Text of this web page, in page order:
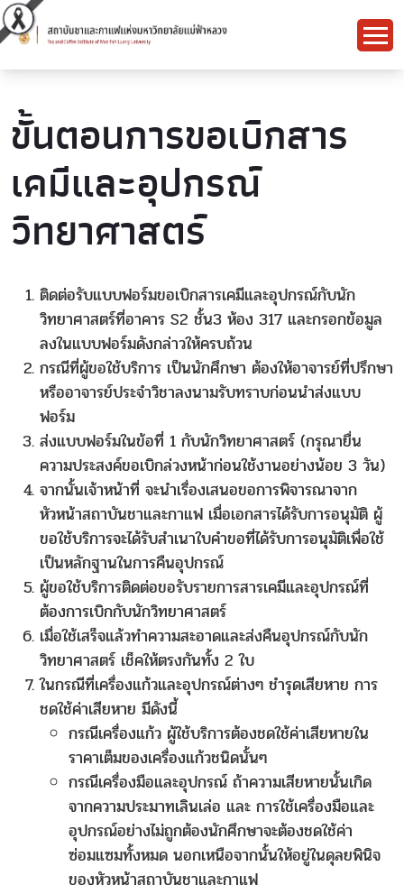
ขั้นตอนการขอเบิกสาร
เคมีและอุปกรณ์
วิทยาศาสตร์
ติดต่อรับแบบฟอร์มขอเบิกสารเคมีและอุปกรณ์กับนัก
วิทยาศาสตร์ที่อาคาร S2 ชั้น3 ห้อง 317 และกรอกข้อมูล
ลงในแบบฟอร์มดังกล่าวให้ครบถ้วน
กรณีที่ผู้ขอใช้บริการ เป็นนักศึกษา ต้องให้อาจารย์ที่ปรึกษา
หรืออาจารย์ประจำวิชาลงนามรับทราบก่อนนำส่งแบบ
ฟอร์ม
ส่งแบบฟอร์มในข้อที่ 1 กับนักวิทยาศาสตร์ (กรุณายื่น
ความประสงค์ขอเบิกล่วงหน้าก่อนใช้งานอย่างน้อย 3 วัน)
จากนั้นเจ้าหน้าที่ จะนำเรื่องเสนอขอการพิจารณาจาก
หัวหน้าสถาบันชาและกาแฟ เมื่อเอกสารได้รับการอนุมัติ ผู้
ขอใช้บริการจะได้รับสำเนาใบคำขอที่ได้รับการอนุมัติเพื่อใช้
เป็นหลักฐานในการคืนอุปกรณ์
ผู้ขอใช้บริการติดต่อขอรับรายการสารเคมีและอุปกรณ์ที่
ต้องการเบิกกับนักวิทยาศาสตร์
เมื่อใช้เสร็จแล้วทำความสะอาดและส่งคืนอุปกรณ์กับนัก
วิทยาศาสตร์ เช็คให้ตรงกันทั้ง 2 ใบ
ในกรณีที่เครื่องแก้วและอุปกรณ์ต่างๆ ชำรุดเสียหาย การ
ชดใช้ค่าเสียหาย มีดังนี้
กรณีเครื่องแก้ว ผู้ใช้บริการต้องชดใช้ค่าเสียหายใน
ราคาเต็มของเครื่องแก้วชนิดนั้นๆ
กรณีเครื่องมือและอุปกรณ์ ถ้าความเสียหายนั้นเกิด
จากความประมาทเลินเล่อ และ การใช้เครื่องมือและ
อุปกรณ์อย่างไม่ถูกต้องนักศึกษาจะต้องชดใช้ค่า
ซ่อมแซมทั้งหมด นอกเหนือจากนั้นให้อยู่ในดุลยพินิจ
ของหัวหน้าสถาบันชาและกาแฟ